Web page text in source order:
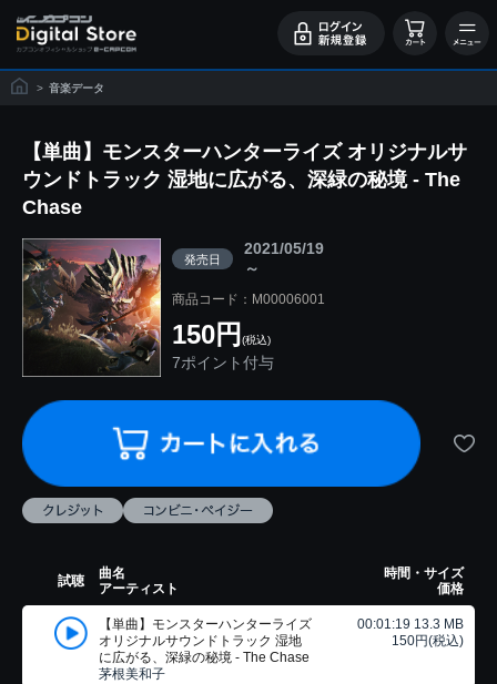
> 音楽データ
【単曲】モンスターハンターライズ オリジナルサ
ウンドトラック 湿地に広がる、深緑の秘境 - The
Chase
発売日
2021/05/19
～
商品コード：M00006001
150円 (税込)
7ポイント付与
試聴
曲名
アーティスト
時間・サイズ
価格
【単曲】モンスターハンターライズ
オリジナルサウンドトラック 湿地
に広がる、深緑の秘境 - The Chase
茅根美和子
00:01:19 13.3 MB
150円(税込)